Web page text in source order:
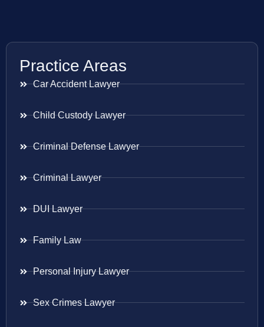
Practice Areas
Car Accident Lawyer
Child Custody Lawyer
Criminal Defense Lawyer
Criminal Lawyer
DUI Lawyer
Family Law
Personal Injury Lawyer
Sex Crimes Lawyer